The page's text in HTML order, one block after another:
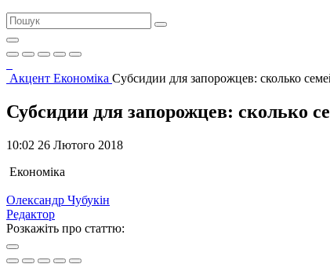
Акцент Економіка Субсидии для запорожцев: сколько
Субсидии для запорожцев: сколько
10:02 26 Лютого 2018
Економіка
Олександр Чубукін
Редактор
Розкажіть про статтю: